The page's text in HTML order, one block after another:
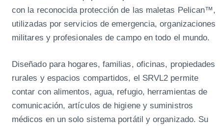
con la reconocida protección de las maletas Pelican™,
utilizadas por servicios de emergencia, organizaciones
militares y profesionales de campo en todo el mundo.
Diseñado para hogares, familias, oficinas, propiedades
rurales y espacios compartidos, el SRVL2 permite
contar con alimentos, agua, refugio, herramientas de
comunicación, artículos de higiene y suministros
médicos en un solo sistema portátil y organizado. Su